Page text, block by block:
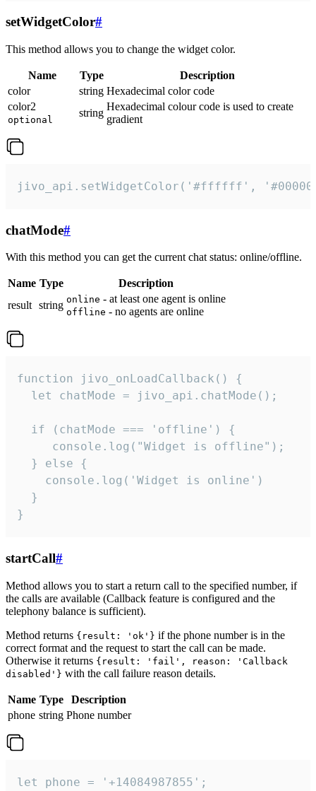
setWidgetColor#
This method allows you to change the widget color.
Name Type
Description
color
string Hexadecimal color code
color2
optional
string
Hexadecimal colour code is used to create
gradient
jivo_api.setWidgetColor('#ffffff',
chatMode#
With this method you can get the current chat status: online/offline.
Name Type
Description
result string online - at least one agent is online
offline - no agents are online
function jivo_onLoadCallback() {
  let chatMode = jivo_api.chatMode();
  if (chatMode === 'offline') {
     console.log("Widget is offline");
  } else {
    console.log('Widget is online')
  }
}
startCall#
Method allows you to start a return call to the specified number, if
the calls are available (Callback feature is configured and the
telephony balance is sufficient).
Method returns {result: 'ok'} if the phone number is in the
correct format and the request to start the call can be made.
Otherwise it returns {result: 'fail', reason: 'Callback
disabled'} with the call failure reason details.
Name Type
Description
phone string Phone number
let phone = '+14084987855';